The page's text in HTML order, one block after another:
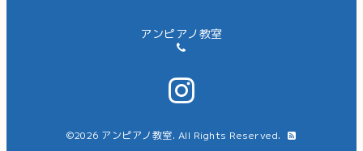
アンピアノ教室
©2026 アンピアノ教室. All Rights Reserved.